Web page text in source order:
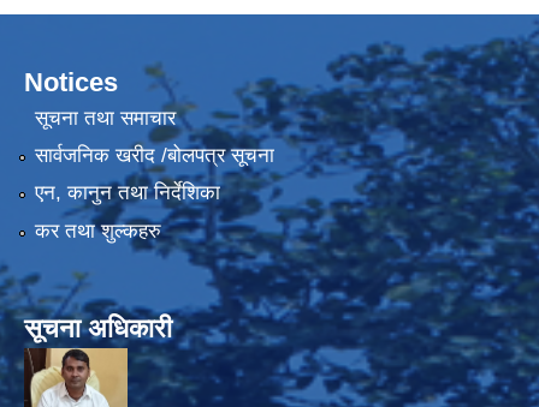
Notices
सूचना तथा समाचार
सार्वजनिक खरीद /बोलपत्र सूचना
एन, कानुन तथा निर्देशिका
कर तथा शुल्कहरु
सूचना अधिकारी